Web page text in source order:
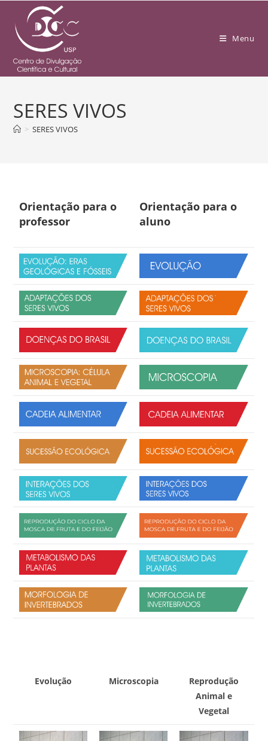
Menu
SERES VIVOS
> SERES VIVOS
Orientação para o
professor
Orientação para o
aluno
Evolução Microscopia
Reprodução
Animal e
Vegetal